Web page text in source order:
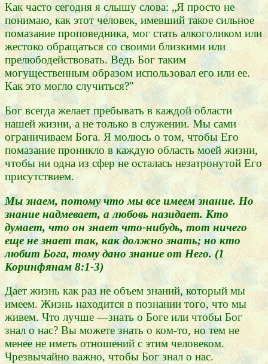
Как часто сегодня я слышу слова: „Я просто не
понимаю, как этот человек, имевший такое сильное
помазание проповедника, мог стать алкоголиком или
жестоко обращаться со своими близкими или
прелюбодействовать. Ведь Бог таким
могущественным образом использовал его или ее.
Как это могло случиться?"
Бог всегда желает пребывать в каждой области
нашей жизни, а не только в служении. Мы сами
ограничиваем Бога. Я молюсь о том, чтобы Его
помазание проникло в каждую область моей жизни,
чтобы ни одна из сфер не осталась незатронутой Его
присутствием.
Мы знаем, потому что мы все имеем знание. Но
знание надмевает, а любовь назидает. Кто
думает, что он знает что-нибудь, тот ничего
еще не знает так, как должно знать; но кто
любит Бога, тому дано знание от Него. (1
Коринфянам 8:1-3)
Дает жизнь как раз не объем знаний, который мы
имеем. Жизнь находится в познании того, что мы
живем. Что лучше —знать о Боге или чтобы Бог
знал о нас? Вы можете знать о ком-то, но тем не
менее не иметь отношений с этим человеком.
Чрезвычайно важно, чтобы Бог знал о нас.